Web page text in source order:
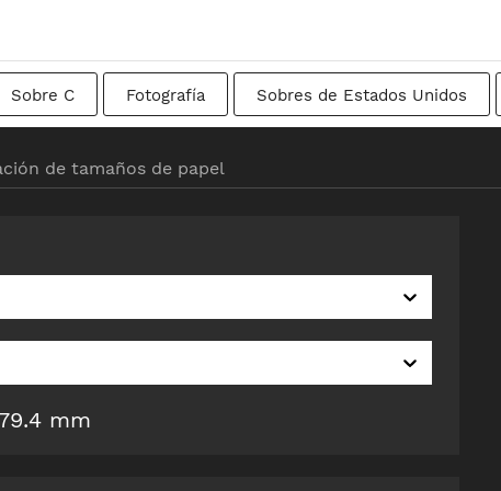
Sobre C Fotografía Sobres de Estados Unidos
Británico tradicional
de tamaños de papel
mm